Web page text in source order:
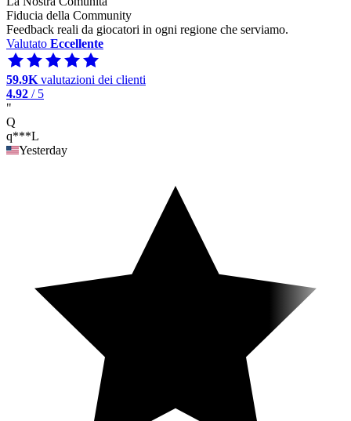
Fiducia della Community
Feedback reali da giocatori in ogni regione che serviamo.
Valutato Eccellente
59.9K valutazioni dei clienti
4.92 / 5
"
Q
q***L
Yesterday